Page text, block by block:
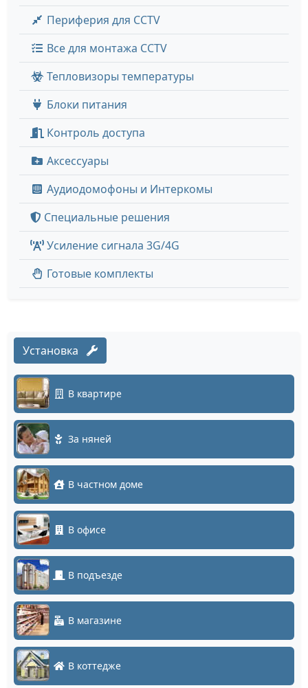
Периферия для CCTV
Все для монтажа CCTV
Тепловизоры температуры
Блоки питания
Контроль доступа
Аксессуары
Аудиодомофоны и Интеркомы
Специальные решения
Усиление сигнала 3G/4G
Готовые комплекты
Установка
В квартире
За няней
В частном доме
В офисе
В подъезде
В магазине
В коттедже